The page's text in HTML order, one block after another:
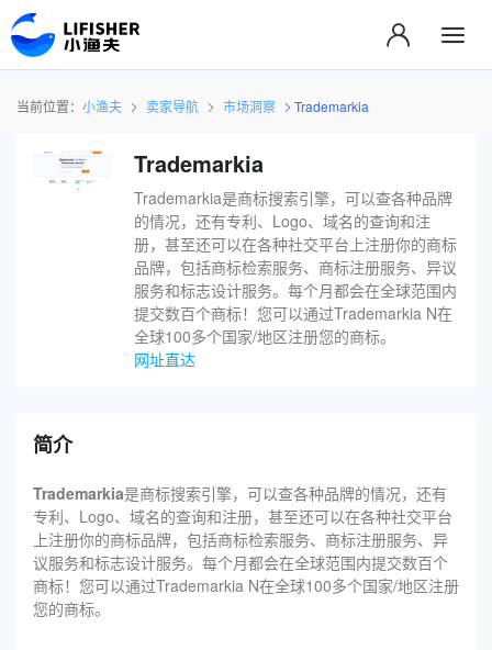
当前位置： 小渔夫 卖家导航 市场洞察 Trademarkia
Trademarkia
Trademarkia是商标搜索引擎，可以查各种品牌
的情况，还有专利、Logo、域名的查询和注
册，甚至还可以在各种社交平台上注册你的商标
品牌，包括商标检索服务、商标注册服务、异议
服务和标志设计服务。每个月都会在全球范围内
提交数百个商标！您可以通过Trademarkia N在
全球100多个国家/地区注册您的商标。
网址直达
简介
Trademarkia是商标搜索引擎，可以查各种品牌的情况，还有
专利、Logo、域名的查询和注册，甚至还可以在各种社交平台
上注册你的商标品牌，包括商标检索服务、商标注册服务、异
议服务和标志设计服务。每个月都会在全球范围内提交数百个
商标！您可以通过Trademarkia N在全球100多个国家/地区注册
您的商标。